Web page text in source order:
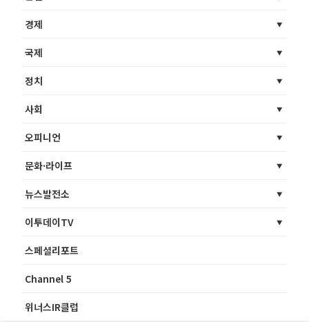
경제
국제
정치
사회
오피니언
문화·라이프
뉴스발전소
이투데이TV
스페셜리포트
Channel 5
위너스IR클럽